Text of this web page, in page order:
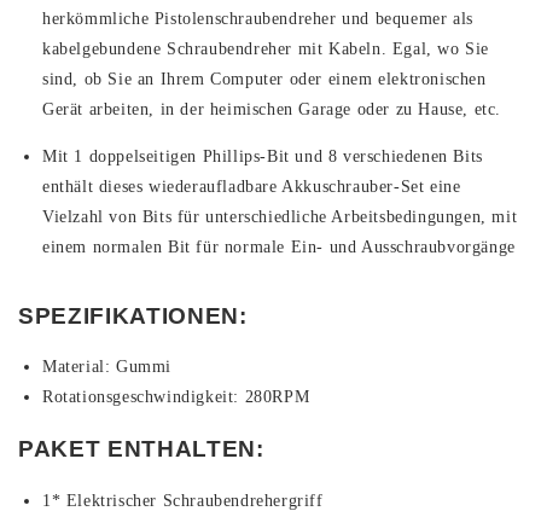
herkömmliche Pistolenschraubendreher und bequemer als
kabelgebundene Schraubendreher mit Kabeln. Egal, wo Sie
sind, ob Sie an Ihrem Computer oder einem elektronischen
Gerät arbeiten, in der heimischen Garage oder zu Hause, etc.
Mit 1 doppelseitigen Phillips-Bit und 8 verschiedenen Bits
enthält dieses wiederaufladbare Akkuschrauber-Set eine
Vielzahl von Bits für unterschiedliche Arbeitsbedingungen, mit
einem normalen Bit für normale Ein- und Ausschraubvorgänge
SPEZIFIKATIONEN:
Material: Gummi
Rotationsgeschwindigkeit: 280RPM
PAKET ENTHALTEN:
1* Elektrischer Schraubendrehergriff